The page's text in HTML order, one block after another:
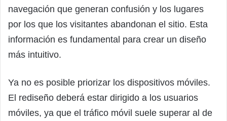
navegación que generan confusión y los lugares
por los que los visitantes abandonan el sitio. Esta
información es fundamental para crear un diseño
más intuitivo.
Ya no es posible priorizar los dispositivos móviles.
El rediseño deberá estar dirigido a los usuarios
móviles, ya que el tráfico móvil suele superar al de